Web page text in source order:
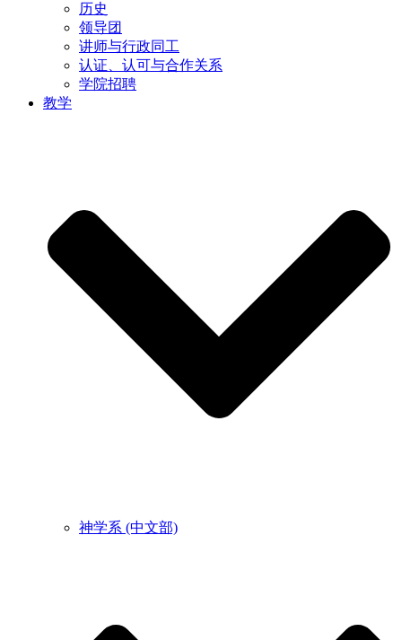
历史
领导团
讲师与行政同工
认证、认可与合作关系
学院招聘
教学
神学系 (中文部)